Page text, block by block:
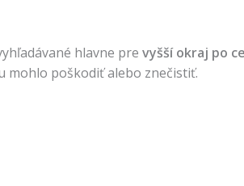
hlavne pre vyšší okraj po
mohlo poškodiť alebo znečistiť.